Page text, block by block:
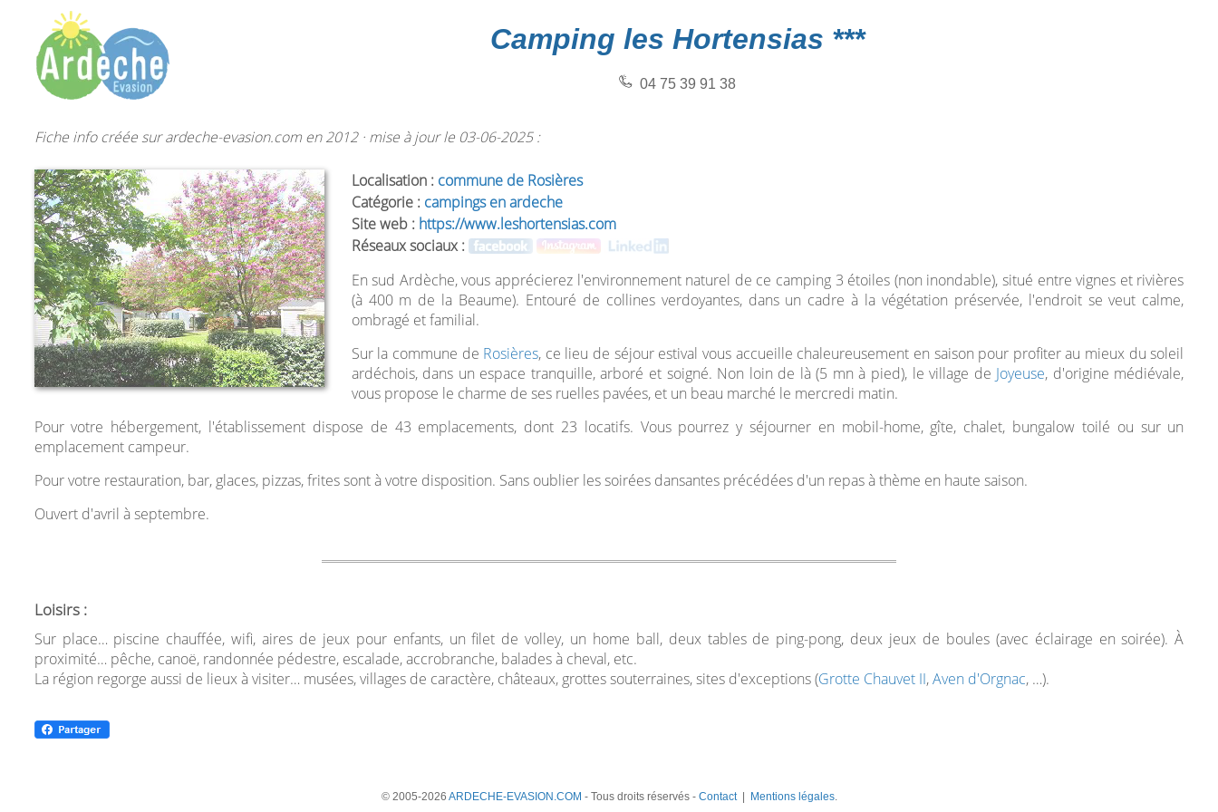
Camping les Hortensias ***
04 75 39 91 38
Fiche info créée sur ardeche-evasion.com en 2012 · mise à jour le 03-06-2025 :
Localisation : commune de Rosières
Catégorie : campings en ardeche
Site web : https://www.leshortensias.com
Réseaux sociaux :
En sud Ardèche, vous apprécierez l'environnement naturel de ce camping 3 étoiles (non inondable), situé entre vignes et rivières
(à 400 m de la Beaume). Entouré de collines verdoyantes, dans un cadre à la végétation préservée, l'endroit se veut calme,
ombragé et familial.
Sur la commune de Rosières, ce lieu de séjour estival vous accueille chaleureusement en saison pour profiter au mieux du soleil
ardéchois, dans un espace tranquille, arboré et soigné. Non loin de là (5 mn à pied), le village de Joyeuse, d'origine médiévale,
vous propose le charme de ses ruelles pavées, et un beau marché le mercredi matin.
Pour votre hébergement, l'établissement dispose de 43 emplacements, dont 23 locatifs. Vous pourrez y séjourner en mobil-home, gîte, chalet, bungalow toilé ou sur un
emplacement campeur.
Pour votre restauration, bar, glaces, pizzas, frites sont à votre disposition. Sans oublier les soirées dansantes précédées d'un repas à thème en haute saison.
Ouvert d'avril à septembre.
Loisirs :
Sur place… piscine chauffée, wifi, aires de jeux pour enfants, un filet de volley, un home ball, deux tables de ping-pong, deux jeux de boules (avec éclairage en soirée). À
proximité… pêche, canoë, randonnée pédestre, escalade, accrobranche, balades à cheval, etc.
La région regorge aussi de lieux à visiter… musées, villages de caractère, châteaux, grottes souterraines, sites d'exceptions (Grotte Chauvet II,Aven d'Orgnac, …).
© 2005-2026 ARDECHE-EVASION.COM - Tous droits réservés - Contact| Mentions légales.